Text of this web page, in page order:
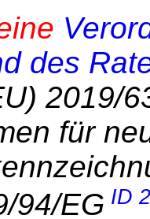
des
2019/
für
94/EG ID